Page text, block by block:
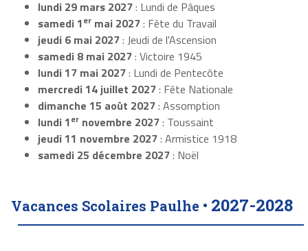
lundi 29 mars 2027: Lundi de Pâques
samedi 1er mai 2027: Fête du Travail
jeudi 6 mai 2027: Jeudi de l'Ascension
samedi 8 mai 2027: Victoire 1945
lundi 17 mai 2027: Lundi de Pentecôte
mercredi 14 juillet 2027: Fête Nationale
dimanche 15 août 2027: Assomption
lundi 1er novembre 2027: Toussaint
jeudi 11 novembre 2027: Armistice 1918
samedi 25 décembre 2027: Noël
Vacances Scolaires Paulhe • 2027-2028